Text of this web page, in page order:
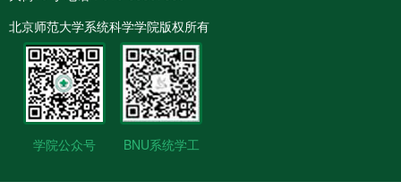
北京师范大学系统科学学院版权所有
学院公众号 BNU系统学工